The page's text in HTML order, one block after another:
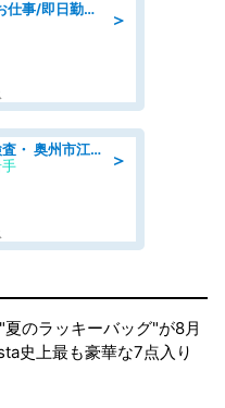
＞
経理/病院での経理事務のお仕事/即日勤務可/車通勤可/経理/一般事務
＞
製品の梱包・組立および検査・ 奥州市江刺/大手企業で長期安定 梱包・検査・組立/半年経過毎に5万円の報奨金有
のラッキーバッグ"が8月
史上最も豪華な7点入り